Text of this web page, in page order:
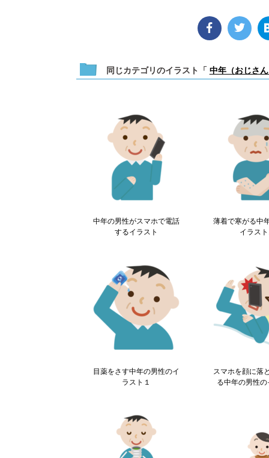
同じカテゴリのイラスト「 中年（おじさ
中年の男性がスマホで電話
するイラスト
薄着で寒がる中
イラス
目薬をさす中年の男性のイ
ラスト１
スマホを顔に落
る中年の男性